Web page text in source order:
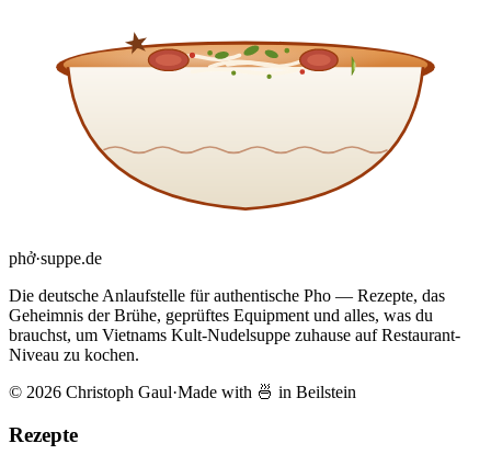
phở·suppe.de
Die deutsche Anlaufstelle für authentische Pho — Rezepte, das
Geheimnis der Brühe, geprüftes Equipment und alles, was du
brauchst, um Vietnams Kult-Nudelsuppe zuhause auf Restaurant-
Niveau zu kochen.
© 2026 Christoph Gaul·Made with 🍜 in Beilstein
Rezepte